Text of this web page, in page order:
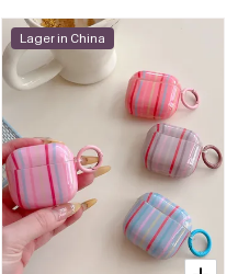
Lager in China